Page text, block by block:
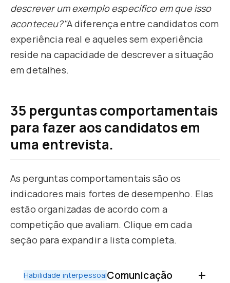
descrever um exemplo específico em que isso
aconteceu?"A diferença entre candidatos com
experiência real e aqueles sem experiência
reside na capacidade de descrever a situação
em detalhes.
35 perguntas comportamentais
para fazer aos candidatos em
uma entrevista.
As perguntas comportamentais são os
indicadores mais fortes de desempenho. Elas
estão organizadas de acordo com a
competição que avaliam. Clique em cada
seção para expandir a lista completa.
Habilidade interpessoalComunicação